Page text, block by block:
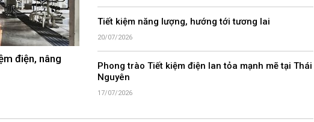
điện, nâng
Tiết kiệm năng lượng, hướng tới tương lai
20/07/2026
Phong trào Tiết kiệm điện lan tỏa mạnh mẽ tại Thái
Nguyên
17/07/2026